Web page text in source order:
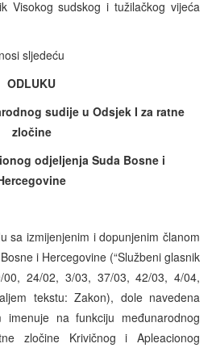
Visokog sudskog i tužilačkog vijeća
sljedeću
ODLUKU
sudije u Odsjek I za ratne
zločine
odjeljenja Suda Bosne i
i dopunjenim članom
i Hercegovine (“Službeni glasnik
00, 24/02, 3/03, 37/03, 42/03, 4/04,
tekstu: Zakon), dole navedena
na funkciju međunarodnog
zločine Krivičnog i Apleacionog